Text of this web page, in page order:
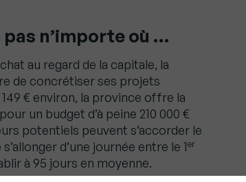
n’importe où …
au regard de la capitale, la
de concrétiser ses projets
€ environ, la province offre la
un budget d’à peine 210 000 €
potentiels peuvent s’accorder le
d’une journée entre le 1er
à 95 jours en moyenne.